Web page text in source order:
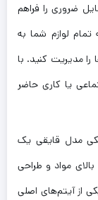
ضروری را فراهم
لوازم شما به
را مدیریت کنید. با
یا کاری حاضر
مدل قایقی یک
مواد و طراحی
از آیتم‌های اصلی